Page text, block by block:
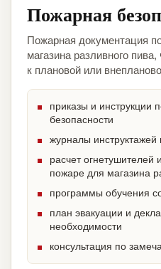
Пожарная
Пожарная документация
магазина разливного
к плановой или
приказы и инструкции
безопасности
журналы инструктажей
расчет огнетушителей
пожаре для магазина
программы обучения
план эвакуации и
необходимости
консультация по